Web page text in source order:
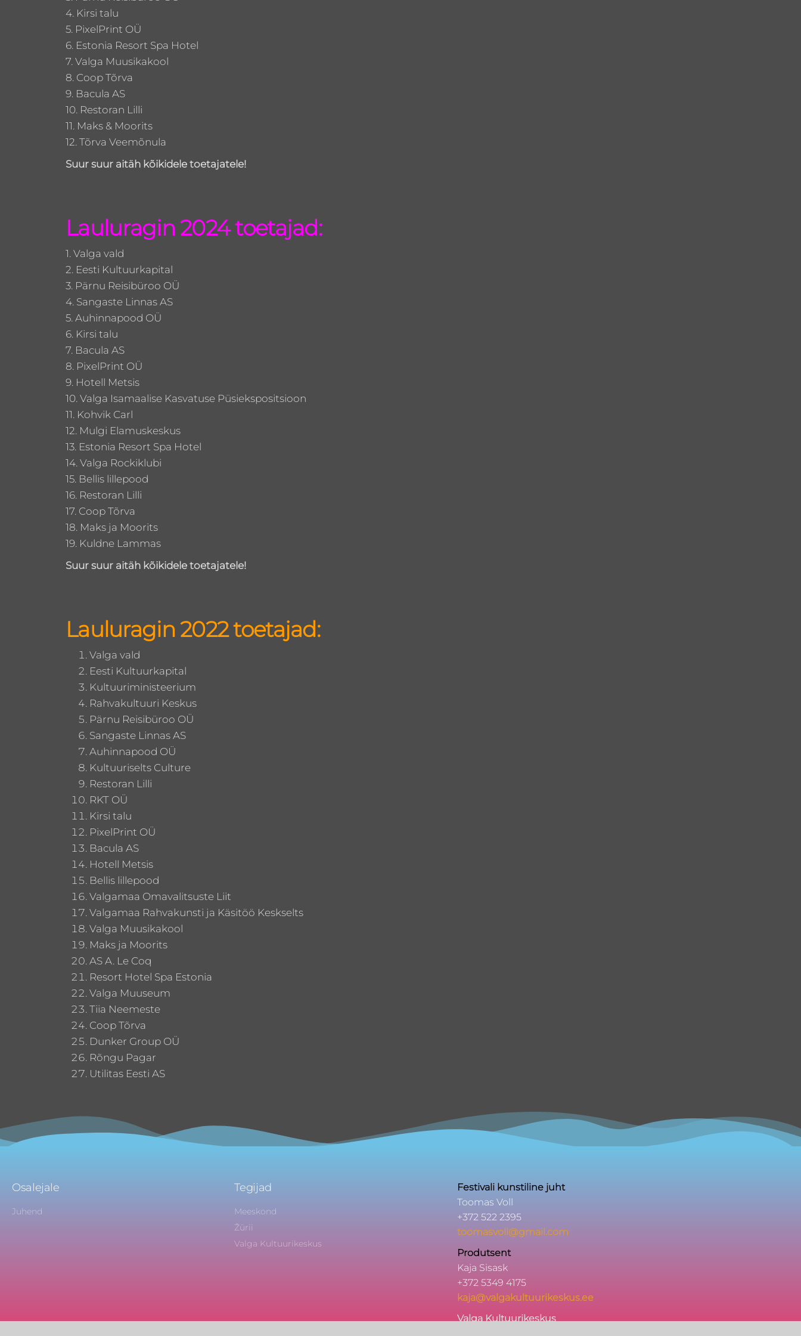
4. Kirsi talu
5. PixelPrint OÜ
6. Estonia Resort Spa Hotel
7. Valga Muusikakool
8. Coop Tõrva
9. Bacula AS
10. Restoran Lilli
11. Maks & Moorits
12. Tõrva Veemõnula
Suur suur aitäh kõikidele toetajatele!
Lauluragin 2024 toetajad:
1. Valga vald
2. Eesti Kultuurkapital
3. Pärnu Reisibüroo OÜ
4. Sangaste Linnas AS
5. Auhinnapood OÜ
6. Kirsi talu
7. Bacula AS
8. PixelPrint OÜ
9. Hotell Metsis
10. Valga Isamaalise Kasvatuse Püsiekspositsioon
11. Kohvik Carl
12. Mulgi Elamuskeskus
13. Estonia Resort Spa Hotel
14. Valga Rockiklubi
15. Bellis lillepood
16. Restoran Lilli
17. Coop Tõrva
18. Maks ja Moorits
19. Kuldne Lammas
Suur suur aitäh kõikidele toetajatele!
Lauluragin 2022 toetajad:
Valga vald
Eesti Kultuurkapital
Kultuuriministeerium
Rahvakultuuri Keskus
Pärnu Reisibüroo OÜ
Sangaste Linnas AS
Auhinnapood OÜ
Kultuuriselts Culture
Restoran Lilli
RKT OÜ
Kirsi talu
PixelPrint OÜ
Bacula AS
Hotell Metsis
Bellis lillepood
Valgamaa Omavalitsuste Liit
Valgamaa Rahvakunsti ja Käsitöö Keskselts
Valga Muusikakool
Maks ja Moorits
AS A. Le Coq
Resort Hotel Spa Estonia
Valga Muuseum
Tiia Neemeste
Coop Tõrva
Dunker Group OÜ
Rõngu Pagar
Utilitas Eesti AS
Osalejale
Juhend
Tegijad
Meeskond
Žürii
Valga Kultuurikeskus
Festivali kunstiline juht
Toomas Voll
+372 522 2395
toomasvoll@gmail.com
Produtsent
Kaja Sisask
+372 5349 4175
kaja@valgakultuurikeskus.ee
Valga Kultuurikeskus